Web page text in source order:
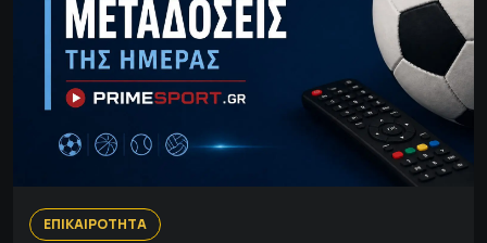
ΕΠΙΚΑΙΡΟΤΗΤΑ